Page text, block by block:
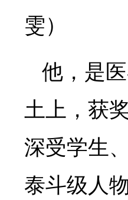
雯）
他，是
土上，获
深受学生
泰斗级人物